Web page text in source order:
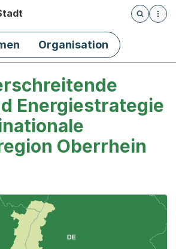
Öffnet
Organisation
Energiestrategie
Oberrhein